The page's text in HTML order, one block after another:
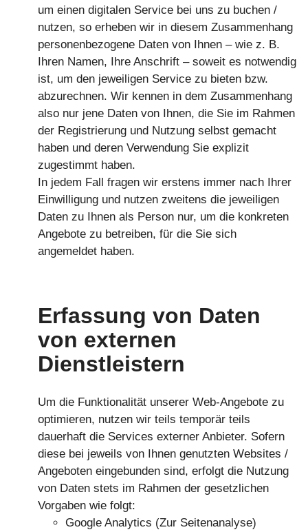
um einen digitalen Service bei uns zu buchen /
nutzen, so erheben wir in diesem Zusammenhang
personenbezogene Daten von Ihnen – wie z. B.
Ihren Namen, Ihre Anschrift – soweit es notwendig
ist, um den jeweiligen Service zu bieten bzw.
abzurechnen. Wir kennen in dem Zusammenhang
also nur jene Daten von Ihnen, die Sie im Rahmen
der Registrierung und Nutzung selbst gemacht
haben und deren Verwendung Sie explizit
zugestimmt haben.
In jedem Fall fragen wir erstens immer nach Ihrer
Einwilligung und nutzen zweitens die jeweiligen
Daten zu Ihnen als Person nur, um die konkreten
Angebote zu betreiben, für die Sie sich
angemeldet haben.
Erfassung von Daten
von externen
Dienstleistern
Um die Funktionalität unserer Web-Angebote zu
optimieren, nutzen wir teils temporär teils
dauerhaft die Services externer Anbieter. Sofern
diese bei jeweils von Ihnen genutzten Websites /
Angeboten eingebunden sind, erfolgt die Nutzung
von Daten stets im Rahmen der gesetzlichen
Vorgaben wie folgt:
Google Analytics (Zur Seitenanalyse)